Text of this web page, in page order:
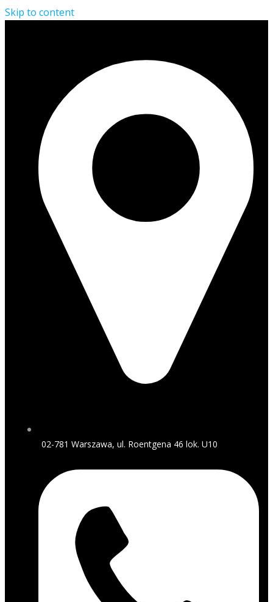
Skip to content
02-781 Warszawa, ul. Roentgena 46 lok. U10